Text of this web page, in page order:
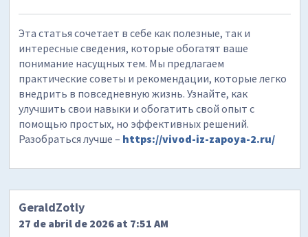
Эта статья сочетает в себе как полезные, так и
интересные сведения, которые обогатят ваше
понимание насущных тем. Мы предлагаем
практические советы и рекомендации, которые легко
внедрить в повседневную жизнь. Узнайте, как
улучшить свои навыки и обогатить свой опыт с
помощью простых, но эффективных решений.
Разобраться лучше – https://vivod-iz-zapoya-2.ru/
GeraldZotly
27 de abril de 2026 at 7:51 AM